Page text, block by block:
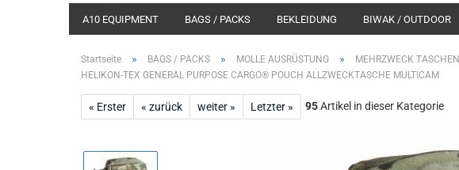
A10 EQUIPMENT BAGS / PACKS BEKLEIDUNG BIWAK / OUTDOOR
Startseite » BAGS / PACKS » MOLLE AUSRÜSTUNG » MEHRZWECK TASCHEN
HELIKON-TEX GENERAL PURPOSE CARGO® POUCH ALLZWECKTASCHE MULTICAM
« Erster « zurück weiter » Letzter » 95Artikel in dieser Kategorie